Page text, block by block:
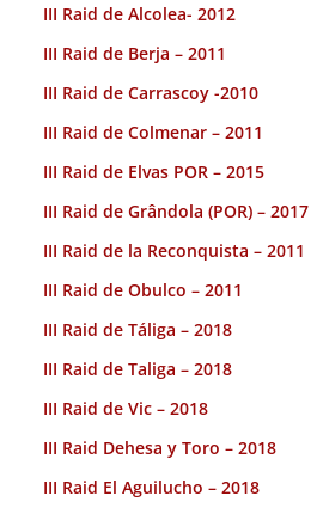
III Raid de Alcolea- 2012
III Raid de Berja – 2011
III Raid de Carrascoy -2010
III Raid de Colmenar – 2011
III Raid de Elvas POR – 2015
III Raid de Grândola (POR) – 2017
III Raid de la Reconquista – 2011
III Raid de Obulco – 2011
III Raid de Táliga – 2018
III Raid de Taliga – 2018
III Raid de Vic – 2018
III Raid Dehesa y Toro – 2018
III Raid El Aguilucho – 2018